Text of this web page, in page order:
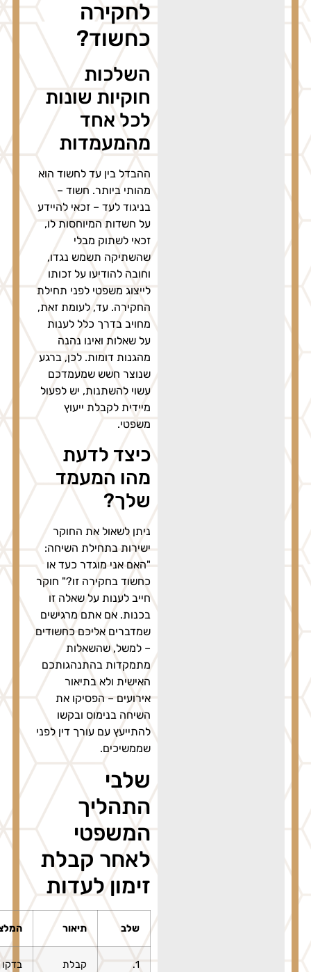
לחקירה
כחשוד?
השלכות
חוקיות שונות
לכל אחד
מהמעמדות
ההבדל בין עד לחשוד הוא
מהותי ביותר. חשוד –
בניגוד לעד – זכאי להיידע
על חשדות המיוחסות לו,
זכאי לשתוק מבלי
שהשתיקה תשמש נגדו,
וחובה להודיעו על זכותו
לייצוג משפטי לפני תחילת
החקירה. עד, לעומת זאת,
מחויב בדרך כלל לענות
על שאלות ואינו נהנה
מהגנות דומות. לכן, ברגע
שנוצר חשש שמעמדכם
עשוי להשתנות, יש לפעול
מיידית לקבלת ייעוץ
משפטי.
כיצד לדעת
מהו המעמד
שלך?
ניתן לשאול את החוקר
ישירות בתחילת השיחה:
"האם אני מוגדר כעד או
כחשוד בחקירה זו?" חוקר
חייב לענות על שאלה זו
בכנות. אם אתם מרגישים
שמדברים אליכם כחשודים
– למשל, שהשאלות
מתמקדות בהתנהגותכם
האישית ולא בתיאור
אירועים – הפסיקו את
השיחה בנימוס ובקשו
להתייעץ עם עורך דין לפני
שממשיכים.
שלבי
התהליך
המשפטי
לאחר קבלת
זימון לעדות
המלצות
בדקו האם